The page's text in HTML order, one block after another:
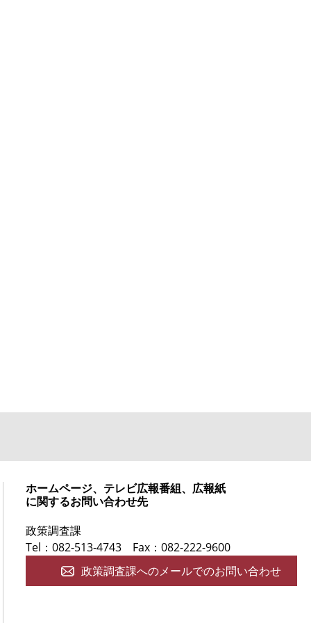
ホームページ、テレビ広報番組、広報紙
に関するお問い合わせ先
政策調査課
Tel：082-513-4743
Fax：082-222-9600
政策調査課へのメールでのお問い合わせ